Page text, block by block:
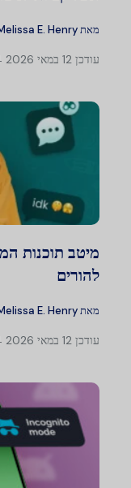
מאתE. Henry
עודכן 4
מיטב תוכנות
להורים
מאתE. Henry
עודכן 4